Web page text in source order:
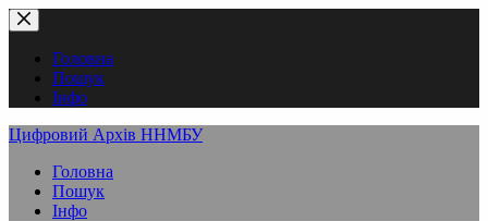
Перейти
до
вмістуГоловна
Пошук
Інфо
Цифровий Архів ННМБУ
Головна
Пошук
Інфо